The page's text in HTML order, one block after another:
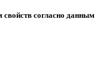
согласно данным